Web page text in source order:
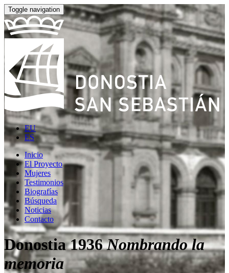
Toggle navigation
EU
ES
Inicio
El Proyecto
Mujeres
Testimonios
Biografías
Búsqueda
Noticias
Contacto
Donostia 1936Nombrando la
memoria